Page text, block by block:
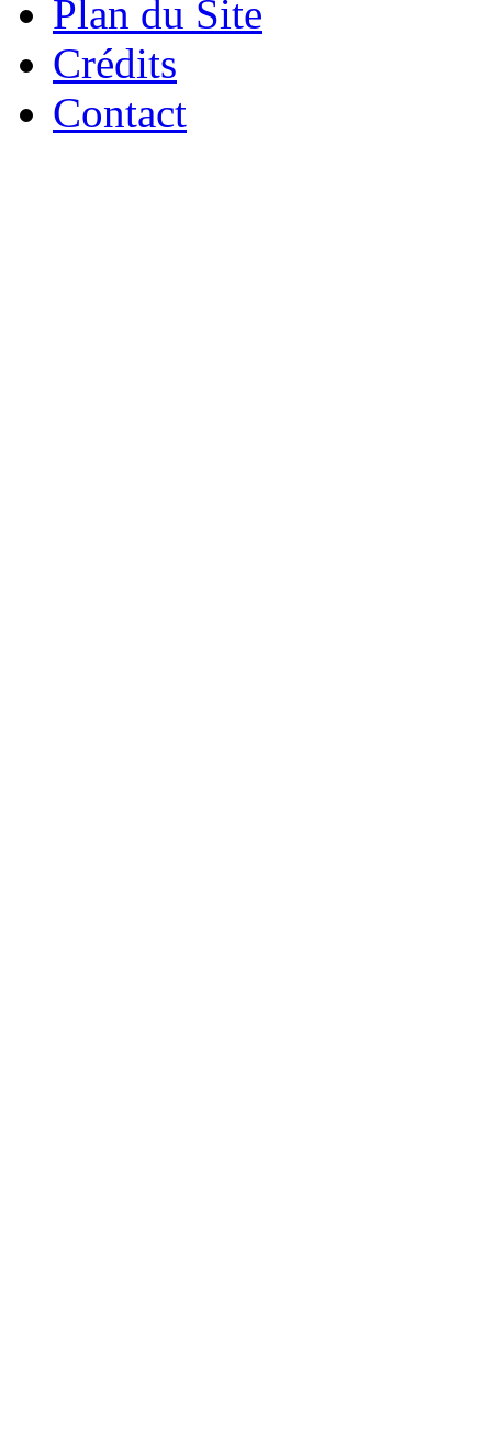
Plan du Site
Crédits
Contact